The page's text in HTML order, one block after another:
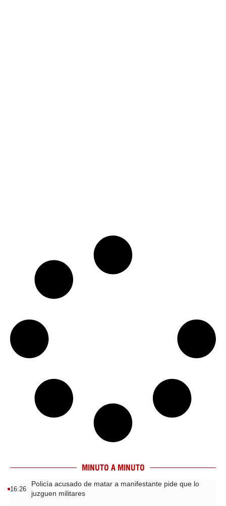
MINUTO A MINUTO
16:26
Policía acusado de matar a manifestante pide que lo
juzguen militares